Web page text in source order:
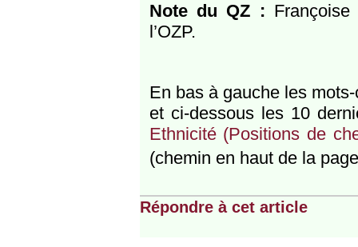
Note du QZ :
l’OZP.
En bas à gauche les mots-
et ci-dessous les 10
Ethnicité (Positions de
(chemin en haut de la
Répondre à cet article